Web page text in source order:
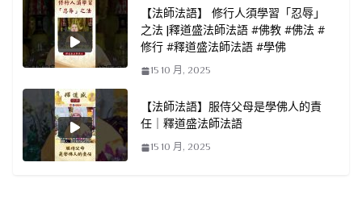
【法師法語】 修行人須學習「忍辱」
之法 |釋道盛法師法語 #佛教 #佛法 #
修行 #釋道盛法師法語 #學佛
15 10 月, 2025
【法師法語】服侍父母是學佛人的責
任｜釋道盛法師法語
15 10 月, 2025